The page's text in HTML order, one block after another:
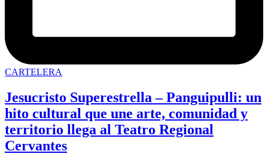
CARTELERA
Jesucristo Superestrella – Panguipulli: un
hito cultural que une arte, comunidad y
territorio llega al Teatro Regional
Cervantes